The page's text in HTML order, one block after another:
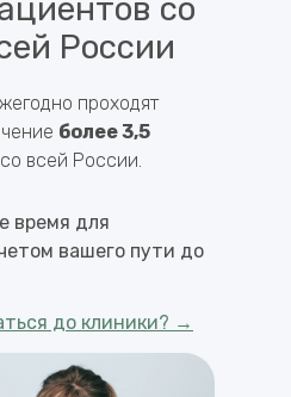
со
России
проходят
более 3,5
всей России.
время для
вашего пути до
до клиники? →